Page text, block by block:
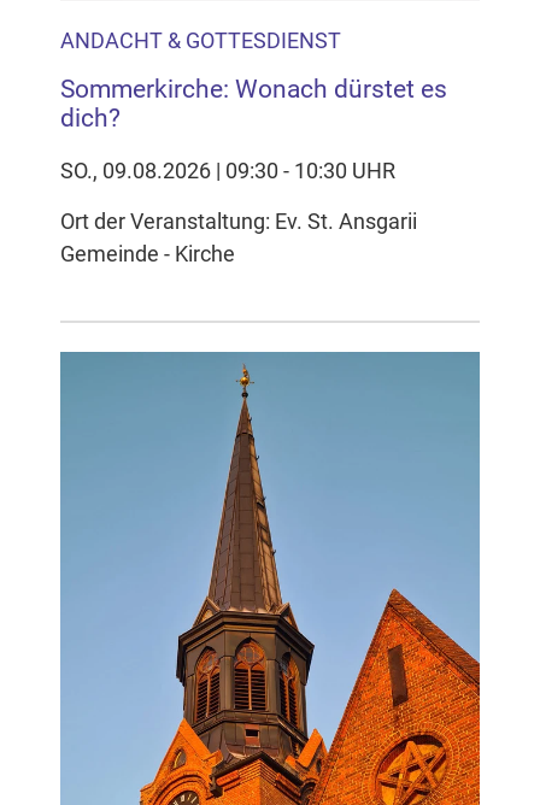
ANDACHT & GOTTESDIENST
Sommerkirche: Wonach dürstet es
dich?
SO., 09.08.2026 | 09:30 - 10:30 UHR
Ort der Veranstaltung: Ev. St. Ansgarii
Gemeinde - Kirche